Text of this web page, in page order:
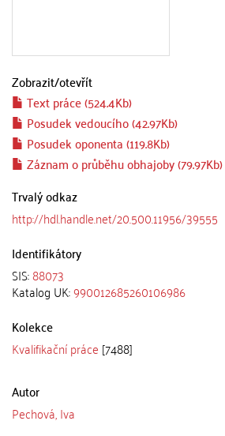
Zobrazit/otevřít
Text práce (524.4Kb)
Posudek vedoucího (42.97Kb)
Posudek oponenta (119.8Kb)
Záznam o průběhu obhajoby (79.97Kb)
Trvalý odkaz
http://hdl.handle.net/20.500.11956/39555
Identifikátory
SIS:88073
Katalog UK:990012685260106986
Kolekce
Kvalifikační práce [7488]
Autor
Pechová, Iva